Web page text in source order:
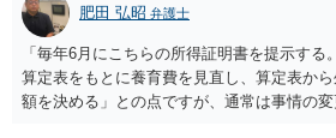
肥田 弘昭 弁護士
「毎年6月にこちらの所得証明書を提示す
算定表をもとに養育費を見直し、算定表か
額を決める」との点ですが、通常は事情の